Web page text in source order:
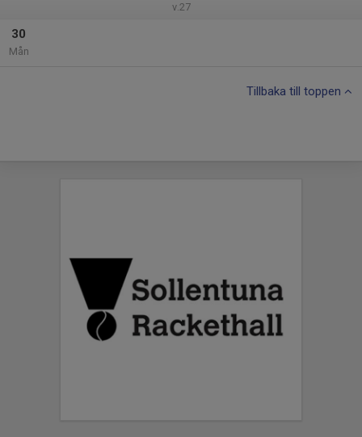
v.27
30
Mån
Tillbaka till toppen